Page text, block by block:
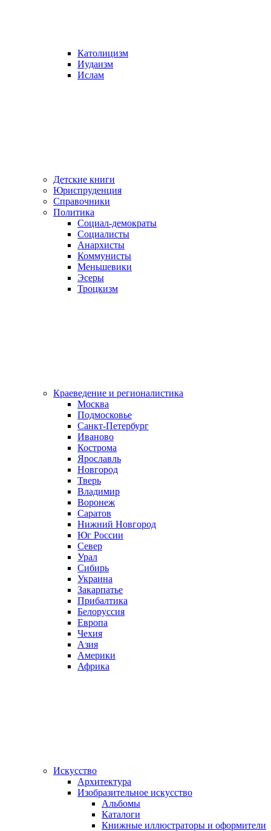
Католицизм
Иудаизм
Ислам
Детские книги
Юриспруденция
Справочники
Политика
Социал-демократы
Социалисты
Анархисты
Коммунисты
Меньшевики
Эсеры
Троцкизм
Краеведение и регионалистика
Москва
Подмосковье
Санкт-Петербург
Иваново
Кострома
Ярославль
Новгород
Тверь
Владимир
Воронеж
Саратов
Нижний Новгород
Юг России
Север
Урал
Сибирь
Украина
Закарпатье
Прибалтика
Белоруссия
Европа
Чехия
Азия
Америки
Африка
Искусство
Архитектура
Изобразительное искусство
Альбомы
Каталоги
Книжные иллюстраторы и оформители